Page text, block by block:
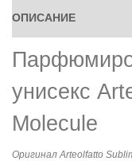
ОПИСАНИЕ
унисекс
Molecule
Оригинал Arteolfatto